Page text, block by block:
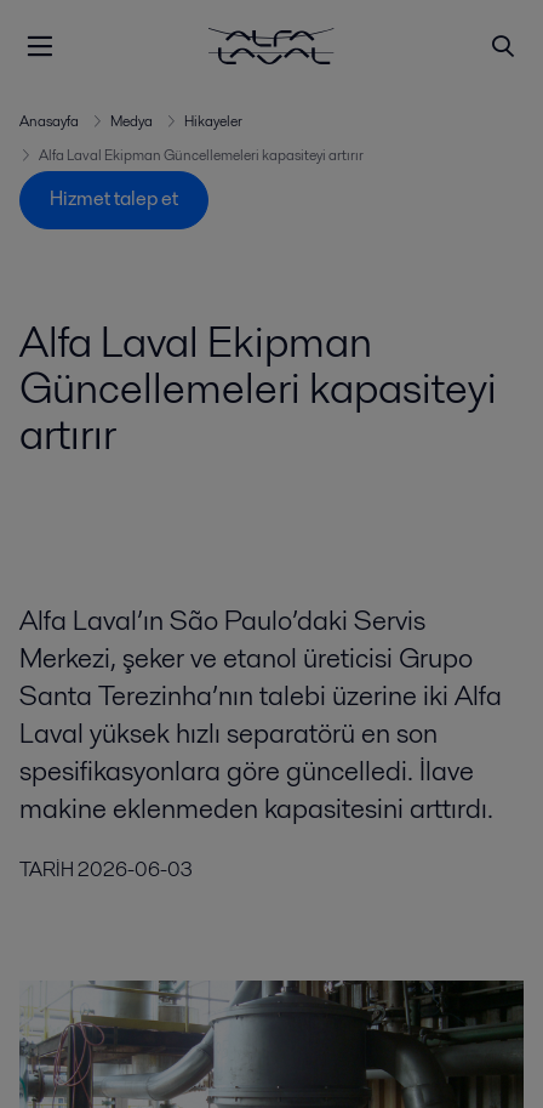
Anasayfa Medya
Hikayeler
Alfa Laval Ekipman Güncellemeleri kapasiteyi artırır
Hizmet talep et
Alfa Laval Ekipman
Güncellemeleri kapasiteyi
artırır
Alfa Laval’ın São Paulo’daki Servis
Merkezi, şeker ve etanol üreticisi Grupo
Santa Terezinha’nın talebi üzerine iki Alfa
Laval yüksek hızlı separatörü en son
spesifikasyonlara göre güncelledi. İlave
makine eklenmeden kapasitesini arttırdı.
TARİH2026-06-03